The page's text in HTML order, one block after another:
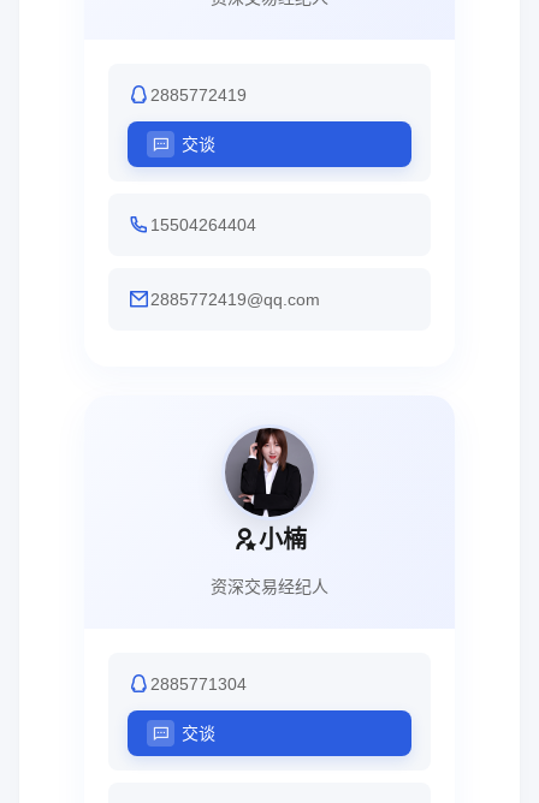
2885772419
交谈
15504264404
2885772419@qq.com
小楠
资深交易经纪人
2885771304
交谈